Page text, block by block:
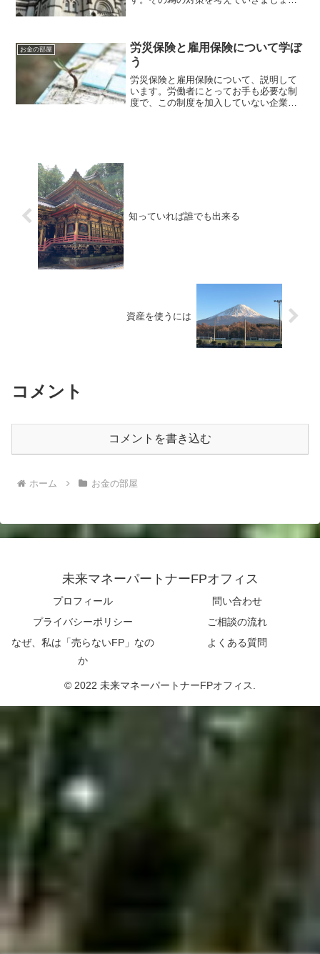
お金の部屋
労災保険と雇用保険について学ぼ
う
労災保険と雇用保険について、説明して
います。労働者にとってお手も必要な制
度で、この制度を加入していない企業は
知っていれば誰でも出来る
資産を使うには
コメント
コメントを書き込む
ホーム お金の部屋
未来マネーパートナーFPオフィス
プロフィール
問い合わせ
プライバシーポリシー
ご相談の流れ
なぜ、私は「売らないFP」なの
か
よくある質問
© 2022 未来マネーパートナーFPオフィス.